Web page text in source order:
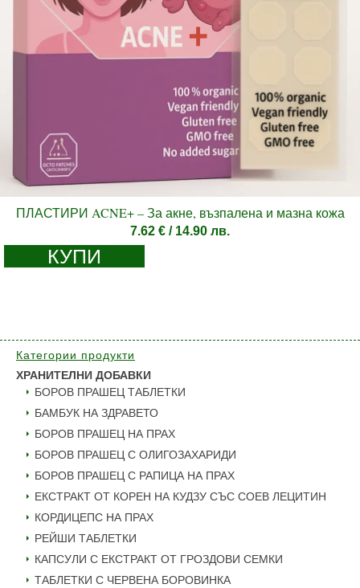
ПЛАСТИРИ ACNE+ – За акне, възпалена и мазна кожа
7.62 € / 14.90 лв.
КУПИ
Категории продукти
ХРАНИТЕЛНИ ДОБАВКИ
БОРОВ ПРАШЕЦ ТАБЛЕТКИ
БАМБУК НА ЗДРАВЕТО
БОРОВ ПРАШЕЦ НА ПРАХ
БОРОВ ПРАШЕЦ С ОЛИГОЗАХАРИДИ
БОРОВ ПРАШЕЦ С РАПИЦА НА ПРАХ
ЕКСТРАКТ ОТ КОРЕН НА КУДЗУ СЪС СОЕВ ЛЕЦИТИН
КОРДИЦЕПС НА ПРАХ
РЕЙШИ ТАБЛЕТКИ
КАПСУЛИ С ЕКСТРАКТ ОТ ГРОЗДОВИ СЕМКИ
ТАБЛЕТКИ С ЧЕРВЕНА БОРОВИНКА